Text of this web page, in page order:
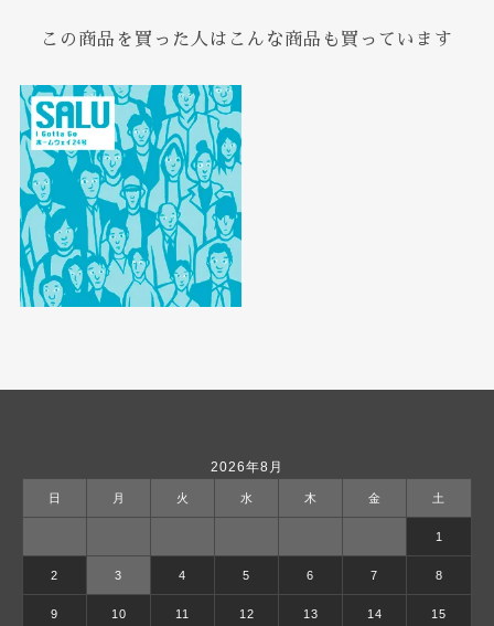
この商品を買った人はこんな商品も買っています
2026年8月
日 月 火 水 木 金 土
1
2 3 4 5 6 7 8
9 10 11 12 13 14 15